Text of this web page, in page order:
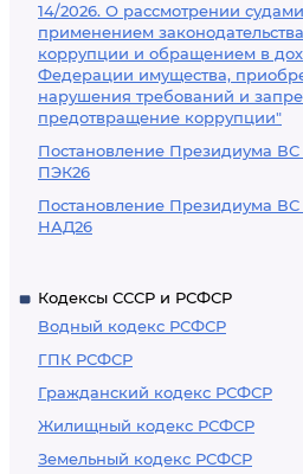
14/2026. О рассмотрении
применением
коррупции и обращением в
Федерации имущества,
нарушения требований и
предотвращение коррупции"
Постановление Президиума ВС
ПЭК26
Постановление Президиума ВС
НАД26
Кодексы СССР и РСФСР
Водный кодекс РСФСР
ГПК РСФСР
Гражданский кодекс РСФСР
Жилищный кодекс РСФСР
Земельный кодекс РСФСР